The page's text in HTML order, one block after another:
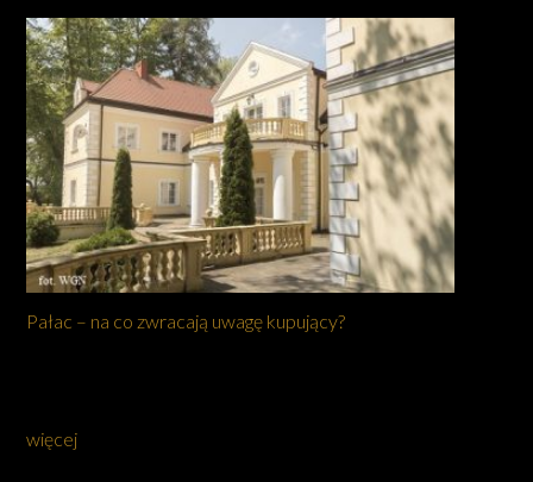
Pałac – na co zwracają uwagę kupujący?
więcej